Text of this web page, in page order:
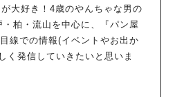
大好き！4歳のやんちゃな男の
柏・流山を中心に、『パン屋
線での情報(イベントやお出か
く発信していきたいと思いま